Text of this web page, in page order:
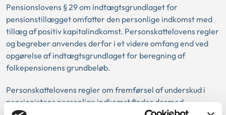
Pensionslovens § 29 om indtægtsgrundlaget for
pensionstillægget omfatter den personlige indkomst med
tillæg af positiv kapitalindkomst. Personskattelovens regler
og begreber anvendes derfor i et videre omfang end ved
opgørelse af indtægtsgrundlaget for beregning af
folkepensionens grundbeløb.
Personskattelovens regler om fremførsel af underskud i
pensionistens personlige indkomst finder dermed